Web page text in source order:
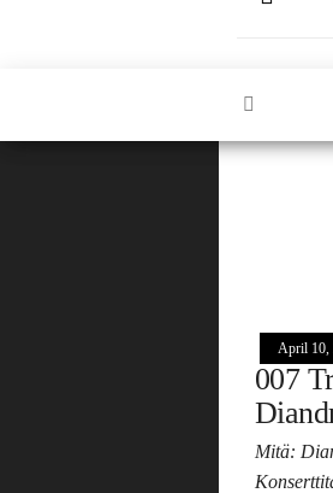
April 10,
007
Mitä: